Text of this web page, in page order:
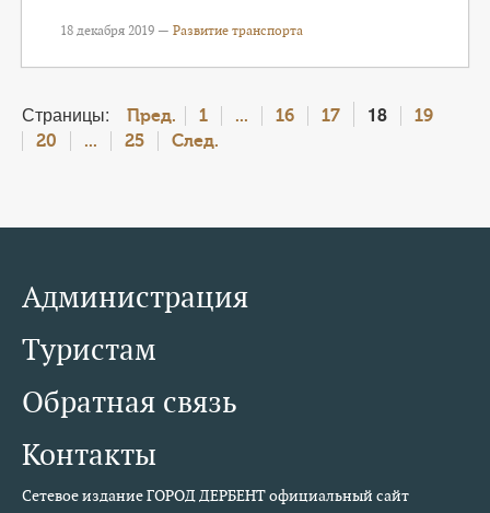
18 декабря 2019 — Развитие транспорта
Страницы: Пред. 1 ... 16 17 18
19
20
... 25 След.
Администрация
Туристам
Обратная связь
Контакты
Сетевое издание ГОРОД ДЕРБЕНТ официальный сайт